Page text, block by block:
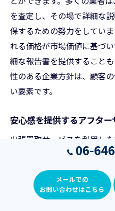
を査定し、その場で詳細な
保するための努力をしてい
れる価格が市場価値に基づ
細な報告書を提供すること
性のある企業方針は、顧客
い要素です。
安心感を提供するアフター
出張買取サービスを利用し
ントです。大阪市福島区の
安心を提供するためのアフ
ます。例えば、商品を売却
には、迅速かつ丁寧に対応
06-
メールでの
お問い合わせはこちら